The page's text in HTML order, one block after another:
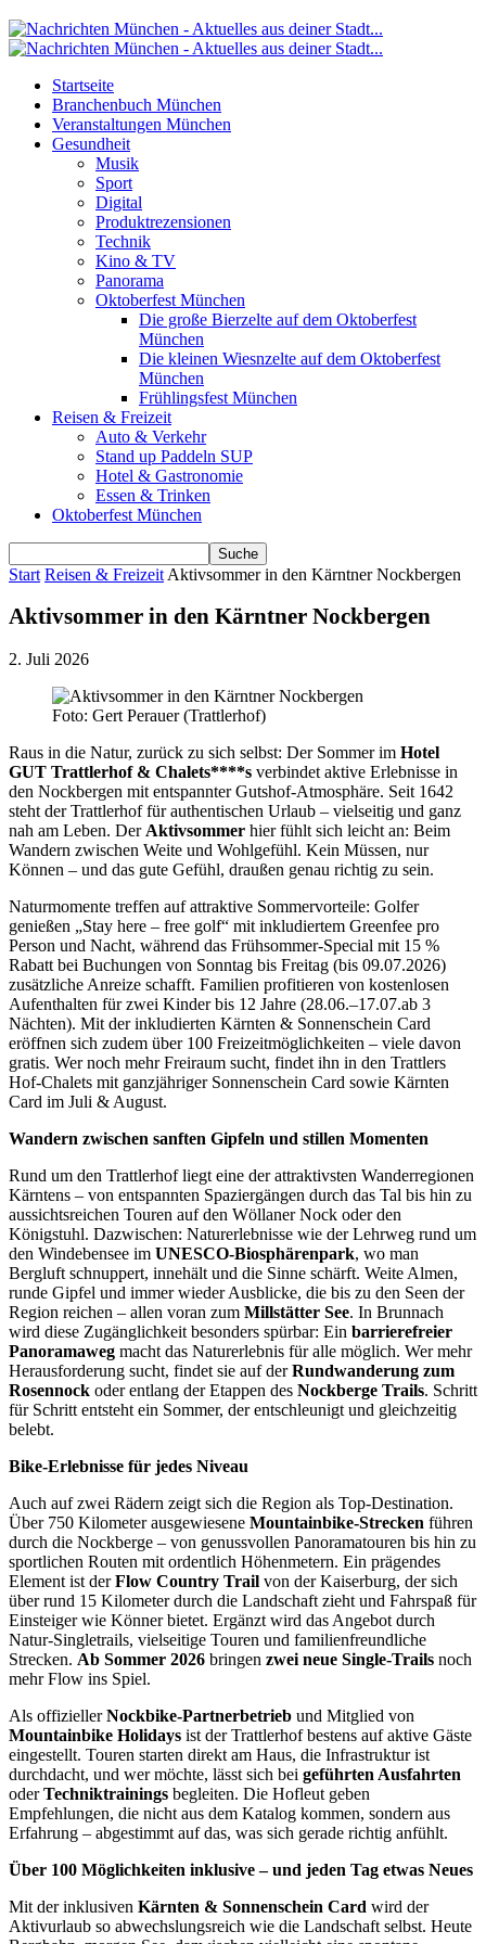
Startseite
Branchenbuch München
Veranstaltungen München
Gesundheit
Musik
Sport
Digital
Produktrezensionen
Technik
Kino & TV
Panorama
Oktoberfest München
Die große Bierzelte auf dem Oktoberfest
München
Die kleinen Wiesnzelte auf dem Oktoberfest
München
Frühlingsfest München
Reisen & Freizeit
Auto & Verkehr
Stand up Paddeln SUP
Hotel & Gastronomie
Essen & Trinken
Oktoberfest München
Start Reisen & Freizeit Aktivsommer in den Kärntner Nockbergen
Aktivsommer in den Kärntner Nockbergen
2. Juli 2026
Foto: Gert Perauer (Trattlerhof)
Raus in die Natur, zurück zu sich selbst: Der Sommer im Hotel
GUT Trattlerhof & Chalets****s verbindet aktive Erlebnisse in
den Nockbergen mit entspannter Gutshof-Atmosphäre. Seit 1642
steht der Trattlerhof für authentischen Urlaub – vielseitig und ganz
nah am Leben. Der Aktivsommer hier fühlt sich leicht an: Beim
Wandern zwischen Weite und Wohlgefühl. Kein Müssen, nur
Können – und das gute Gefühl, draußen genau richtig zu sein.
Naturmomente treffen auf attraktive Sommervorteile: Golfer
genießen „Stay here – free golf“ mit inkludiertem Greenfee pro
Person und Nacht, während das Frühsommer-Special mit 15 %
Rabatt bei Buchungen von Sonntag bis Freitag (bis 09.07.2026)
zusätzliche Anreize schafft. Familien profitieren von kostenlosen
Aufenthalten für zwei Kinder bis 12 Jahre (28.06.–17.07.ab 3
Nächten). Mit der inkludierten Kärnten & Sonnenschein Card
eröffnen sich zudem über 100 Freizeitmöglichkeiten – viele davon
gratis. Wer noch mehr Freiraum sucht, findet ihn in den Trattlers
Hof-Chalets mit ganzjähriger Sonnenschein Card sowie Kärnten
Card im Juli & August.
Wandern zwischen sanften Gipfeln und stillen Momenten
Rund um den Trattlerhof liegt eine der attraktivsten Wanderregionen
Kärntens – von entspannten Spaziergängen durch das Tal bis hin zu
aussichtsreichen Touren auf den Wöllaner Nock oder den
Königstuhl. Dazwischen: Naturerlebnisse wie der Lehrweg rund um
den Windebensee im UNESCO-Biosphärenpark, wo man
Bergluft schnuppert, innehält und die Sinne schärft. Weite Almen,
runde Gipfel und immer wieder Ausblicke, die bis zu den Seen der
Region reichen – allen voran zum Millstätter See. In Brunnach
wird diese Zugänglichkeit besonders spürbar: Ein barrierefreier
Panoramaweg macht das Naturerlebnis für alle möglich. Wer mehr
Herausforderung sucht, findet sie auf derRundwanderung zum
Rosennock oder entlang der Etappen des Nockberge Trails. Schritt
für Schritt entsteht ein Sommer, der entschleunigt und gleichzeitig
belebt.
Bike-Erlebnisse für jedes Niveau
Auch auf zwei Rädern zeigt sich die Region als Top-Destination.
Über 750 Kilometer ausgewiesene Mountainbike-Strecken führen
durch die Nockberge – von genussvollen Panoramatouren bis hin zu
sportlichen Routen mit ordentlich Höhenmetern. Ein prägendes
Element ist derFlow Country Trail von der Kaiserburg, der sich
über rund 15 Kilometer durch die Landschaft zieht und Fahrspaß für
Einsteiger wie Könner bietet. Ergänzt wird das Angebot durch
Natur-Singletrails, vielseitige Touren und familienfreundliche
Strecken. Ab Sommer 2026 bringen zwei neue Single-Trails noch
mehr Flow ins Spiel.
Als offiziellerNockbike-Partnerbetrieb und Mitglied von
Mountainbike Holidays ist der Trattlerhof bestens auf aktive Gäste
eingestellt. Touren starten direkt am Haus, die Infrastruktur ist
durchdacht, und wer möchte, lässt sich bei geführten Ausfahrten
oderTechniktrainings begleiten. Die Hofleut geben
Empfehlungen, die nicht aus dem Katalog kommen, sondern aus
Erfahrung – abgestimmt auf das, was sich gerade richtig anfühlt.
Über 100 Möglichkeiten inklusive – und jeden Tag etwas Neues
Mit der inklusiven Kärnten & Sonnenschein Card wird der
Aktivurlaub so abwechslungsreich wie die Landschaft selbst. Heute